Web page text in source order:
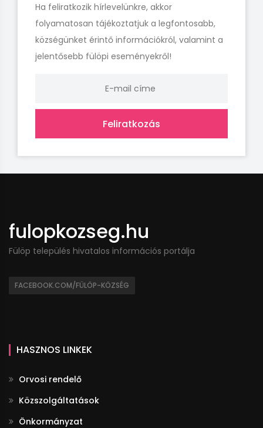
Ha feliratkozik hírlevelünkre, akkor
folyamatosan tájékoztatjuk a legfontosabb,
községünket érintő információkról, valamint a
jelentősebb fülöpi eseményekről!
Feliratkozás
fulopkozseg.hu
Fülöp település hivatalos információs portálja
FACEBOOK.COM/FÜLÖP-KÖZSÉG
HASZNOS LINKEK
Orvosi rendelő
Közszolgáltatások
Önkormányzat